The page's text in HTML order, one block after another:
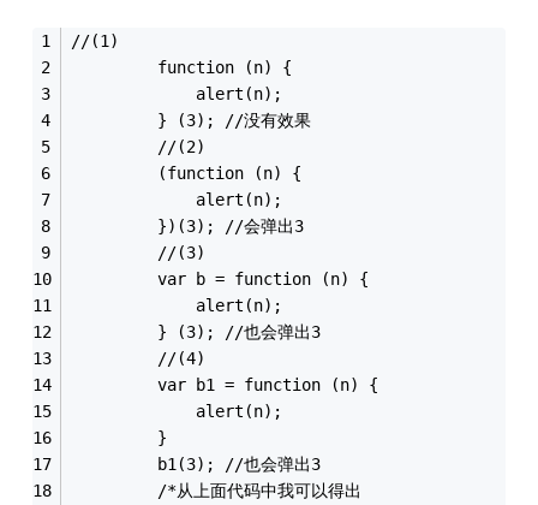
//(1)
function (n) {
alert(n);
} (3); //没有效果
//(2)
(function (n) {
alert(n);
})(3); //会弹出3
//(3)
var b = function (n) {
alert(n);
} (3); //也会弹出3
//(4)
var b1 = function (n) {
alert(n);
}
b1(3); //也会弹出3
/*从上面代码中我可以得出